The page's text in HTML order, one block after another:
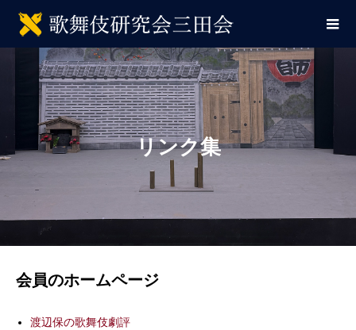
リンク集
会員のホームページ
渡辺保の歌舞伎劇評